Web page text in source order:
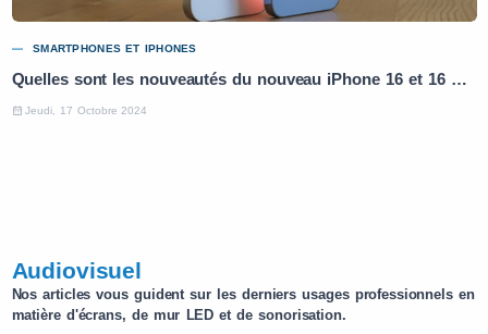
SMARTPHONES ET IPHONES
Quelles sont les nouveautés du nouveau iPhone 16 et 16 Pro ?
Jeudi, 17 Octobre 2024
Audiovisuel
Nos articles vous guident sur les derniers usages professionnels en
matière d'écrans, de mur LED et de sonorisation.